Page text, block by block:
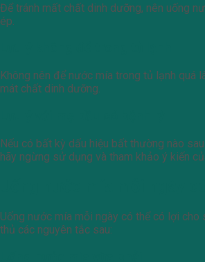
Để tránh mất chất dinh dưỡng, nên uống
ép.
Không nên để nước mía trong tủ lạnh quá
mát chất dinh dưỡng.
Nếu có bất kỳ dấu hiệu bất thường nào
hãy ngừng sử dụng và tham khảo ý kiến
Uống nước mía mỗi ngày có thể có lợi cho
thủ các nguyên tắc sau: